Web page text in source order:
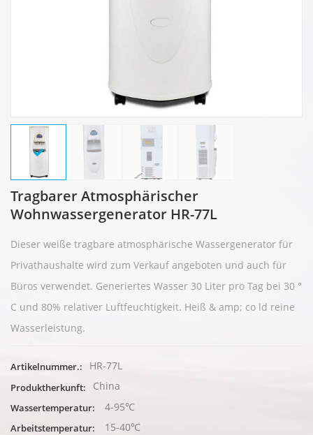
Tragbarer Atmosphärischer
Wohnwassergenerator HR-77L
Dieser weiße tragbare atmosphärische Wassergenerator für
Privathaushalte wird zum Verkauf angeboten und auch für
Büros verwendet. Generiertes Wasser 30 Liter pro Tag bei 30 °
C und 80% relativer Luftfeuchtigkeit. Heiß & amp; co ld reine
Wasserleistung.
Artikelnummer.: HR-77L
Produktherkunft: China
Wassertemperatur: 4-95℃
Arbeitstemperatur: 15-40℃